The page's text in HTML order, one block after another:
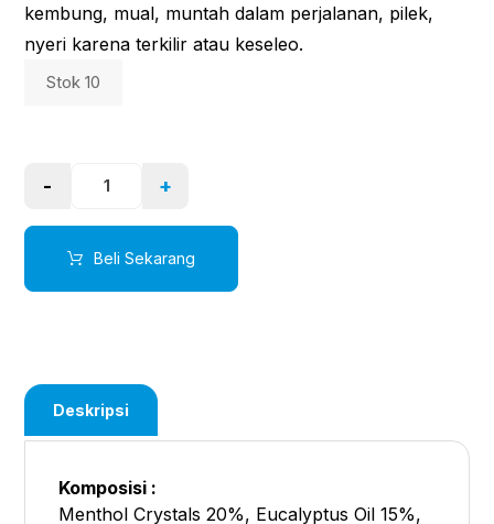
kembung, mual, muntah dalam perjalanan, pilek,
nyeri karena terkilir atau keseleo.
Stok 10
- +
Beli Sekarang
Deskripsi
Komposisi :
Menthol Crystals 20%, Eucalyptus Oil 15%,